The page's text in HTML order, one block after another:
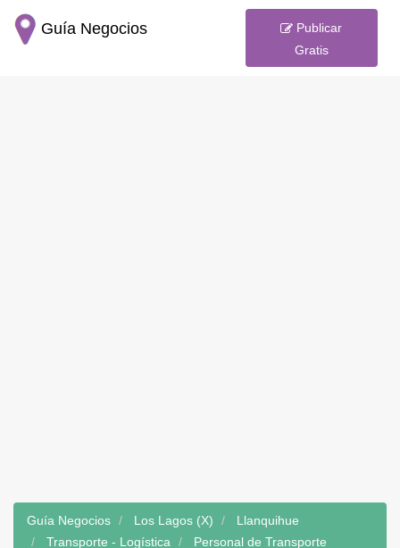
Guía Negocios
Publicar
Gratis
Guía Negocios Los Lagos (X)
Llanquihue
Transporte - Logística
Personal de Transporte